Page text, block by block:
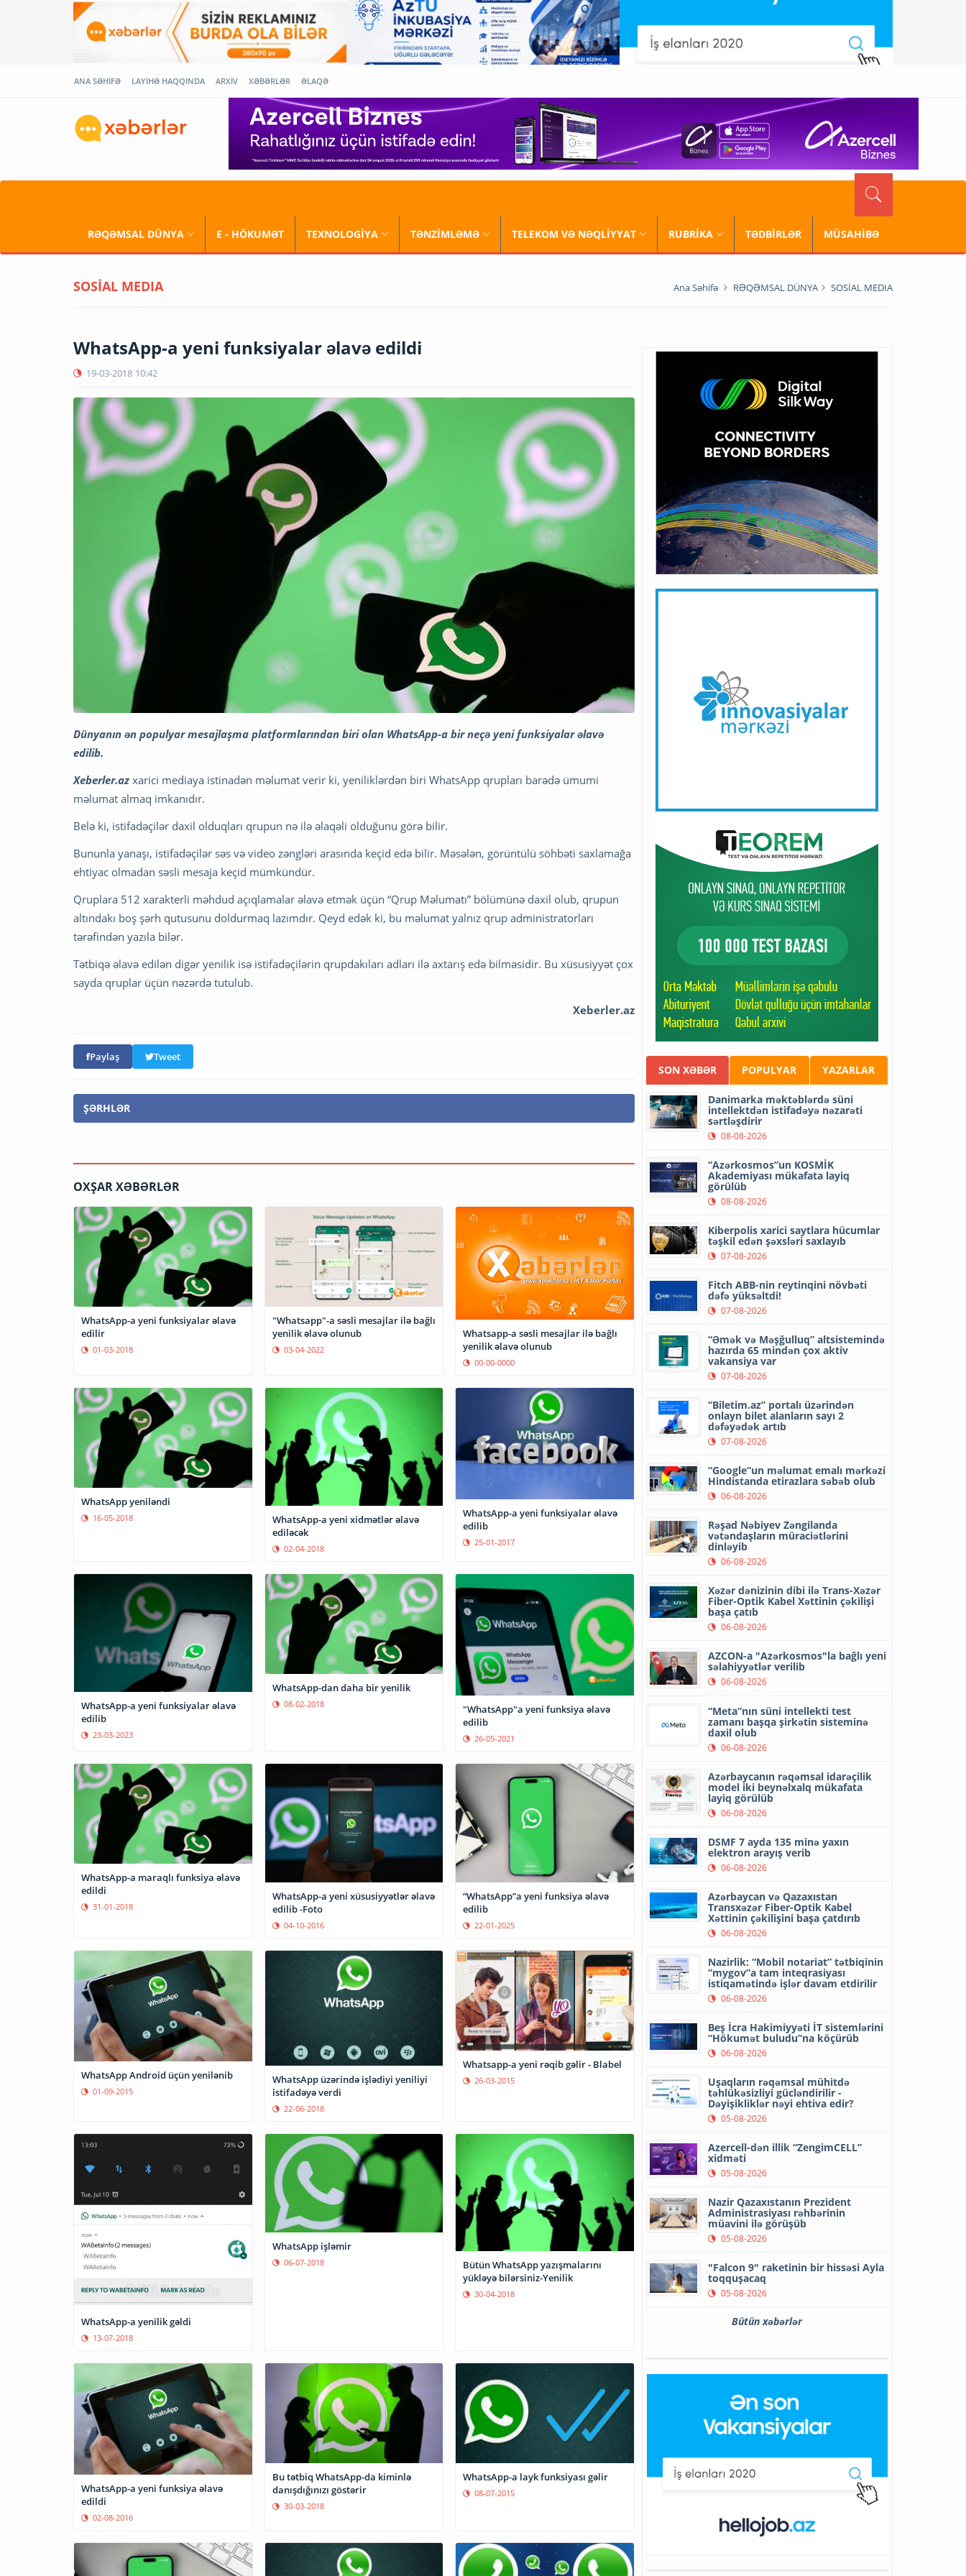
ANA SƏHİFƏ LAYİHƏ HAQQINDA ARXİV XƏBƏRLƏR ƏLAQƏ
RƏQƏMSAL DÜNYA E - HÖKUMƏT TEXNOLOGİYA TƏNZİMLƏMƏ TELEKOM VƏ NƏQLİYYAT RUBRİKA TƏDBİRLƏR MÜSAHİBƏ
SOSİAL MEDIA Ana Səhifə RƏQƏMSAL DÜNYA SOSİAL MEDIA
WhatsApp-a yeni funksiyalar əlavə edildi
19-03-2018 10:42
Dünyanın ən populyar mesajlaşma platformlarından biri olan WhatsApp-a bir neçə yeni funksiyalar əlavə
edilib.
Xeberler.az xarici mediaya istinadən məlumat verir ki, yeniliklərdən biri WhatsApp qrupları barədə ümumi
məlumat almaq imkanıdır.
Belə ki, istifadəçilər daxil olduqları qrupun nə ilə əlaqəli olduğunu görə bilir.
Bununla yanaşı, istifadəçilər səs və video zəngləri arasında keçid edə bilir. Məsələn, görüntülü söhbəti saxlamağa
ehtiyac olmadan səsli mesaja keçid mümkündür.
Qruplara 512 xarakterli məhdud açıqlamalar əlavə etmək üçün “Qrup Məlumatı” bölümünə daxil olub, qrupun
altındakı boş şərh qutusunu doldurmaq lazımdır. Qeyd edək ki, bu məlumat yalnız qrup administratorları
tərəfindən yazıla bilər.
Tətbiqə əlavə edilən digər yenilik isə istifadəçilərin qrupdakıları adları ilə axtarış edə bilməsidir. Bu xüsusiyyət çox
sayda qruplar üçün nəzərdə tutulub.
Xeberler.az
Paylaş Tweet
ŞƏRHLƏR
OXŞAR XƏBƏRLƏR
WhatsApp-a yeni funksiyalar əlavə
edilir
01-03-2018
"Whatsapp"-a səsli mesajlar ilə bağlı
yenilik əlavə olunub
03-04-2022
Whatsapp-a səsli mesajlar ilə bağlı
yenilik əlavə olunub
00-00-0000
WhatsApp yeniləndi
16-05-2018
WhatsApp-a yeni xidmətlər əlavə
ediləcək
02-04-2018
WhatsApp-a yeni funksiyalar əlavə
edilib
25-01-2017
WhatsApp-a yeni funksiyalar əlavə
edilib
23-03-2023
WhatsApp-dan daha bir yenilik
08-02-2018
"WhatsApp"a yeni funksiya əlavə
edilib
26-05-2021
WhatsApp-a maraqlı funksiya əlavə
edildi
31-01-2018
WhatsApp-a yeni xüsusiyyətlər əlavə
edilib -Foto
04-10-2016
“WhatsApp”a yeni funksiya əlavə
edilib
22-01-2025
WhatsApp Android üçün yenilənib
01-09-2015
WhatsApp üzərində işlədiyi yeniliyi
istifadəyə verdi
22-06-2018
Whatsapp-a yeni rəqib gəlir - Blabel
26-03-2015
WhatsApp-a yenilik gəldi
13-07-2018
WhatsApp işləmir
06-07-2018
Bütün WhatsApp yazışmalarını
yükləyə bilərsiniz-Yenilik
30-04-2018
WhatsApp-a yeni funksiya əlavə
edildi
02-08-2016
Bu tətbiq WhatsApp-da kiminlə
danışdığınızı göstərir
30-03-2018
WhatsApp-a layk funksiyası gəlir
08-07-2015
SON XƏBƏR POPULYAR YAZARLAR
Danimarka məktəblərdə süni
intellektdən istifadəyə nəzarəti
sərtləşdirir
08-08-2026
“Azərkosmos”un KOSMİK
Akademiyası mükafata layiq
görülüb
08-08-2026
Kiberpolis xarici saytlara hücumlar
təşkil edən şəxsləri saxlayıb
07-08-2026
Fitch ABB-nin reytinqini növbəti
dəfə yüksəltdi!
07-08-2026
“Əmək və Məşğulluq” altsistemində
hazırda 65 mindən çox aktiv
vakansiya var
07-08-2026
“Biletim.az” portalı üzərindən
onlayn bilet alanların sayı 2
dəfəyədək artıb
07-08-2026
“Google”un məlumat emalı mərkəzi
Hindistanda etirazlara səbəb olub
06-08-2026
Rəşad Nəbiyev Zəngilanda
vətəndaşların müraciətlərini
dinləyib
06-08-2026
Xəzər dənizinin dibi ilə Trans-Xəzər
Fiber-Optik Kabel Xəttinin çəkilişi
başa çatıb
06-08-2026
AZCON-a "Azərkosmos"la bağlı yeni
səlahiyyətlər verilib
06-08-2026
“Meta”nın süni intellekti test
zamanı başqa şirkətin sisteminə
daxil olub
06-08-2026
Azərbaycanın rəqəmsal idarəçilik
model iki beynəlxalq mükafata
layiq görülüb
06-08-2026
DSMF 7 ayda 135 minə yaxın
elektron arayış verib
06-08-2026
Azərbaycan və Qazaxıstan
Transxəzər Fiber-Optik Kabel
Xəttinin çəkilişini başa çatdırıb
06-08-2026
Nazirlik: “Mobil notariat” tətbiqinin
“mygov”a tam inteqrasiyası
istiqamətində işlər davam etdirilir
06-08-2026
Beş İcra Hakimiyyəti İT sistemlərini
“Hökumət buludu”na köçürüb
06-08-2026
Uşaqların rəqəmsal mühitdə
təhlükəsizliyi gücləndirilir -
Dəyişikliklər nəyi ehtiva edir?
05-08-2026
Azercell-dən illik “ZengimCELL”
xidməti
05-08-2026
Nazir Qazaxıstanın Prezident
Administrasiyası rəhbərinin
müavini ilə görüşüb
05-08-2026
"Falcon 9" raketinin bir hissəsi Ayla
toqquşacaq
05-08-2026
Bütün xəbərlər